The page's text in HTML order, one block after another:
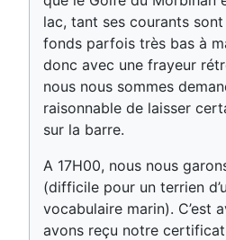
lac, tant ses courants
fonds parfois très bas à
donc avec une frayeur
nous nous sommes
raisonnable de laisser
sur la barre.
A 17H00, nous nous
(difficile pour un terrien
vocabulaire marin). C’est
avons reçu notre